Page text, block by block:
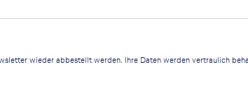
wieder abbestellt werden. Ihre Daten werden vertraulich